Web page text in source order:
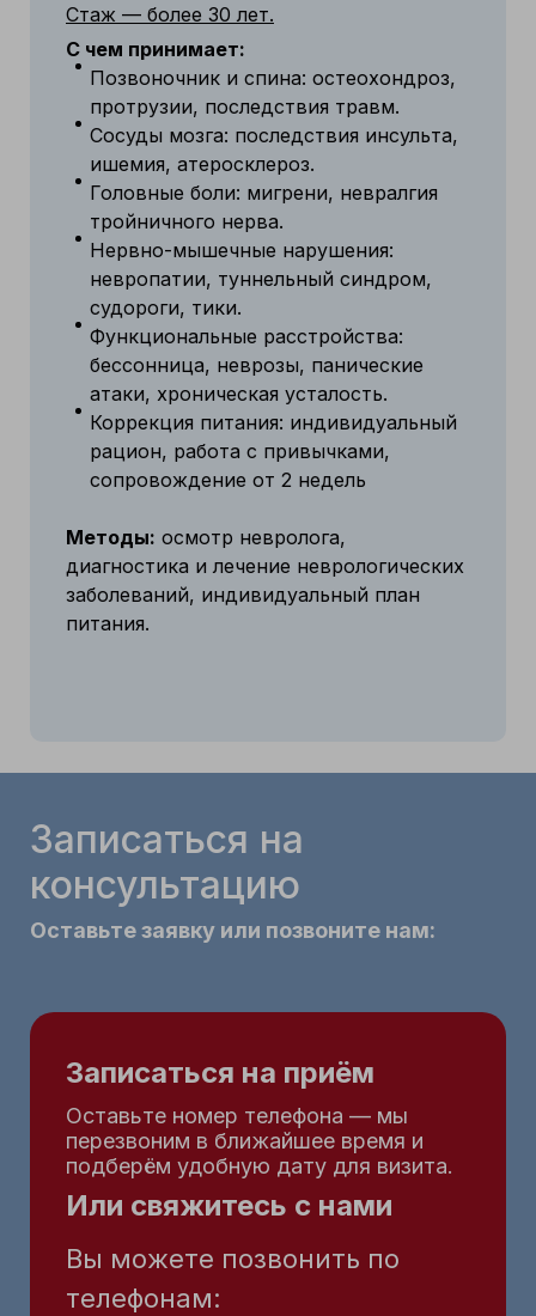
Стаж — более 30 лет.
С чем принимает:
Позвоночник и спина: остеохондроз,
протрузии, последствия травм.
Сосуды мозга: последствия инсульта,
ишемия, атеросклероз.
Головные боли: мигрени, невралгия
тройничного нерва.
Нервно-мышечные нарушения:
невропатии, туннельный синдром,
судороги, тики.
Функциональные расстройства:
бессонница, неврозы, панические
атаки, хроническая усталость.
Коррекция питания: индивидуальный
рацион, работа с привычками,
сопровождение от 2 недель
Методы: осмотр невролога,
диагностика и лечение неврологических
заболеваний, индивидуальный план
питания.
Записаться на
консультацию
Оставьте заявку или позвоните нам:
Записаться на приём
Оставьте номер телефона — мы
перезвоним в ближайшее время и
подберём удобную дату для визита.
Или свяжитесь с нами
Вы можете позвонить по
телефонам: